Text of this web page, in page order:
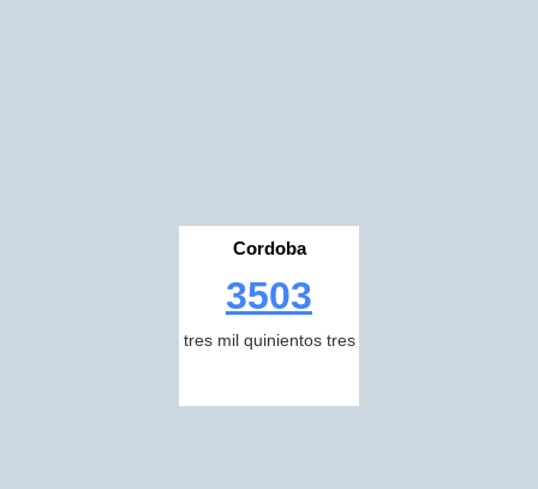
Cordoba
3503
tres mil quinientos tres